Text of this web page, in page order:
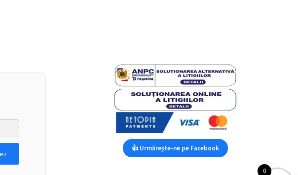
👍 Urmărește-ne pe Facebook
0